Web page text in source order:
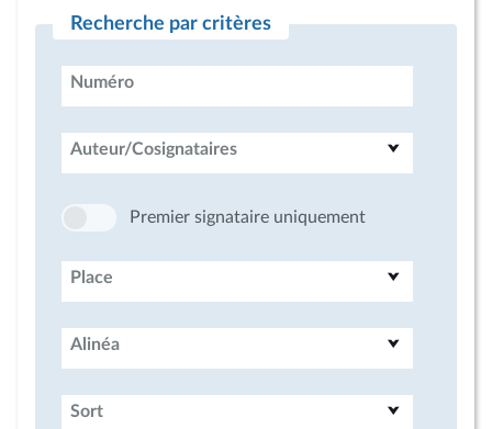
Recherche par critères
Numéro
Auteur/Cosignataires
Premier signataire uniquement
Place
Alinéa
Sort